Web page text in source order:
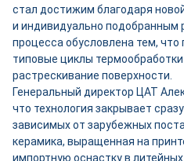
стал достижим благодаря
и индивидуально
процесса обусловлена тем,
типовые циклы
растрескивание поверхности.
Генеральный директор ЦАТ
что технология закрывает
зависимых от зарубежных
керамика, выращенная на
импортную оснастку в